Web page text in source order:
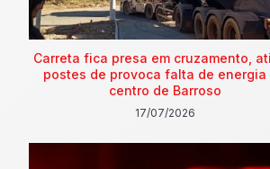
Carreta fica presa em cruzamento,
postes de provoca falta de energia
centro de Barroso
17/07/2026